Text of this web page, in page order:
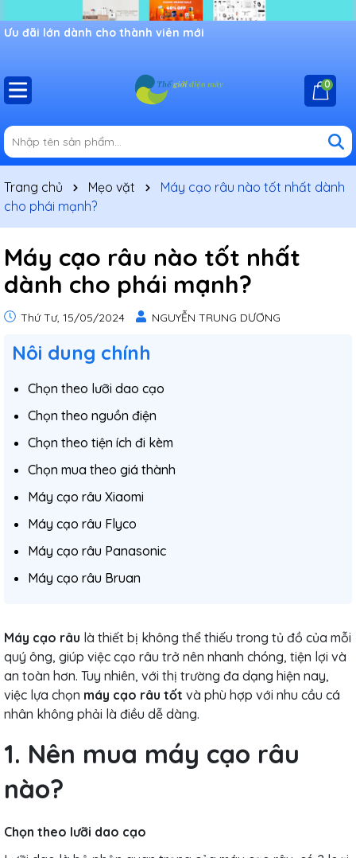
Chào mừng bạn đến với cửa hàng Shop thế giới điện máy,
0
Trang chủ Mẹo vặt
Máy cạo râu nào tốt nhất dành
cho phái mạnh?
Máy cạo râu nào tốt nhất
dành cho phái mạnh?
Thứ Tư, 15/05/2024 NGUYỄN TRUNG DƯƠNG
Nôi dung chính
Chọn theo lưỡi dao cạo
Chọn theo nguồn điện
Chọn theo tiện ích đi kèm
Chọn mua theo giá thành
Máy cạo râu Xiaomi
Máy cạo râu Flyco
Máy cạo râu Panasonic
Máy cạo râu Bruan
Máy cạo râu là thiết bị không thể thiếu trong tủ đồ của mỗi
quý ông, giúp việc cạo râu trở nên nhanh chóng, tiện lợi và
an toàn hơn. Tuy nhiên, với thị trường đa dạng hiện nay,
việc lựa chọn máy cạo râu tốt và phù hợp với nhu cầu cá
nhân không phải là điều dễ dàng.
1. Nên mua máy cạo râu
nào?
Chọn theo lưỡi dao cạo